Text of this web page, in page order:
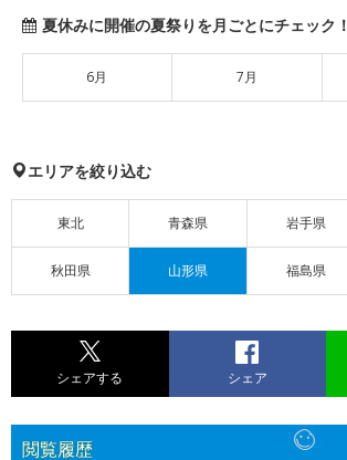
夏休みに開催の夏祭りを月ごとにチェック！
6月 7月
エリアを絞り込む
東北 青森県 岩手県
秋田県 山形県 福島県
シェアする シェア
閲覧履歴